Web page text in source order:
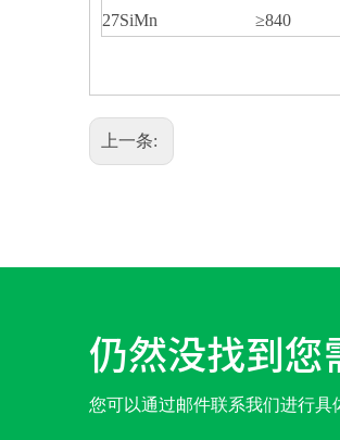
27SiMn
≥840
上一条:
仍然没找到您
您可以通过邮件联系我们进行具